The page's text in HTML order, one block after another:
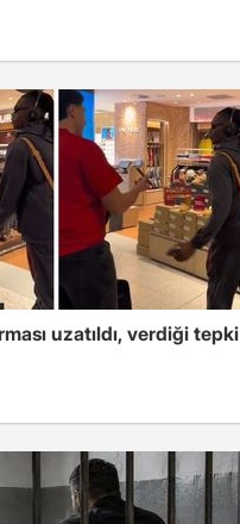
uzatıldı, verdiği tepki